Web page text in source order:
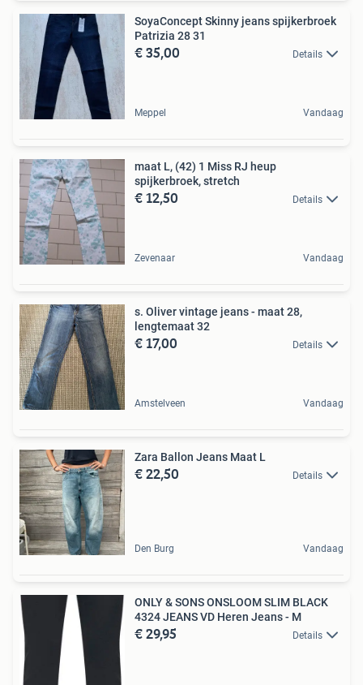
SoyaConcept Skinny jeans spijkerbroek
Patrizia 28 31
€ 35,00 Details
Meppel Vandaag
maat L, (42) 1 Miss RJ heup
spijkerbroek, stretch
€ 12,50 Details
Zevenaar Vandaag
s. Oliver vintage jeans - maat 28,
lengtemaat 32
€ 17,00 Details
Amstelveen Vandaag
Zara Ballon Jeans Maat L
€ 22,50 Details
Den Burg Vandaag
ONLY & SONS ONSLOOM SLIM BLACK
4324 JEANS VD Heren Jeans - M
€ 29,95 Details